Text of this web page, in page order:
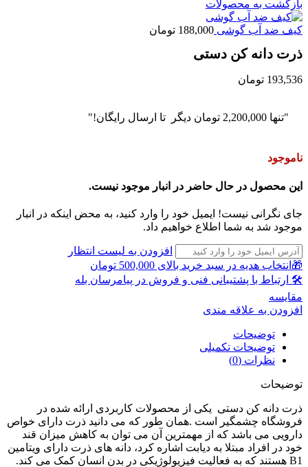
بازگشت به محصولات
کیف ضد آب گوشی 188,000 تومان
ذرت دانه کن دستی
193,536 تومان
"تنها 2,200,000 تومان دیگر تا ارسال رایگان!"
ناموجود
این محصول در حال حاضر در انبار موجود نیست.
جای نگرانی نیست! ایمیل خود را وارد کنید، به محض اینکه در انبار
موجود شد به شما اطلاع خواهیم داد.
افزودن به لیست انتظار
🎁انتخاب هدیه در سبد خرید بالای 500,000 تومان
🛠 ارتباط با پشتیبانی فنی و فروش در پیامرسان بله
مقايسه
افزودن به علاقه مندی
توضیحات
توضیحات تکمیلی
نظرات (0)
توضیحات
ذرت دانه کن دستی یکی از محصولات کاربردی ارائه شده در
فروشگاه چشمگیر است .همان طور که می دانید ذرت دارای خواص
دارویی می باشد که از مهمترین آن می توان به کاهش میزان قند
خود در افراد مبتلا به دیابت اشاره کرد، دانه های ذرت دارای ویتامین
B1 هستند که به فعالیت فیزیولوژیکی در بدن انسان کمک می کند.